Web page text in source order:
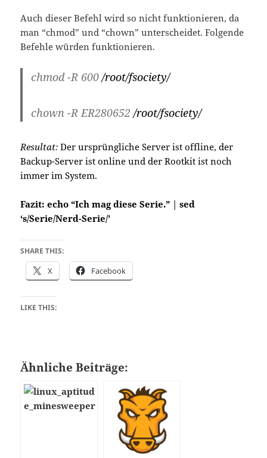
Auch dieser Befehl wird so nicht funktionieren, da
man “chmod” und “chown” unterscheidet. Folgende
Befehle würden funktionieren.
chmod -R 600/root/fsociety/
chown -R ER280652/root/fsociety/
Resultat: Der ursprüngliche Server ist offline, der
Backup-Server ist online und der Rootkit ist noch
immer im System.
Fazit: echo “Ich mag diese Serie.” | sed
‘s/Serie/Nerd-Serie/’
SHARE THIS:
X Facebook
LIKE THIS:
Ähnliche Beiträge: